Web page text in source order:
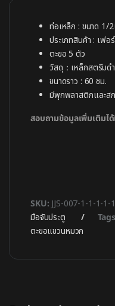
ท่อเหล็ก : ขนาด 1/
ประเภทสินค้า : เฟอ
ตะขอ 5 ตัว
วัสดุ：เหล็กสตรีมดำ
ขนาดราว : 60 ซม.
มีพุกพลาสติกและส
สอบถามข้อมูลเพิ่มเติมไ
SKU: JJS-007-1-1-1-1-1
มือจับประตู
ตะขอแขวนหมวก